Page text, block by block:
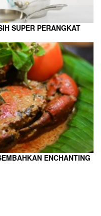
SUPER PERANGKAT
ENCHANTING